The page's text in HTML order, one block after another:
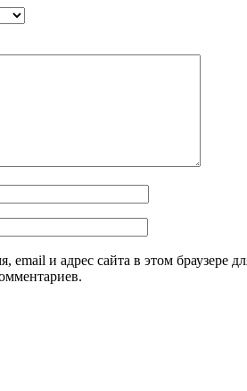
email и адрес сайта в этом браузере